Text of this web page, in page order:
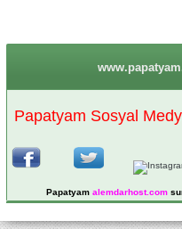
Papatyam Sosyal
Papatyam alemdarhost.com